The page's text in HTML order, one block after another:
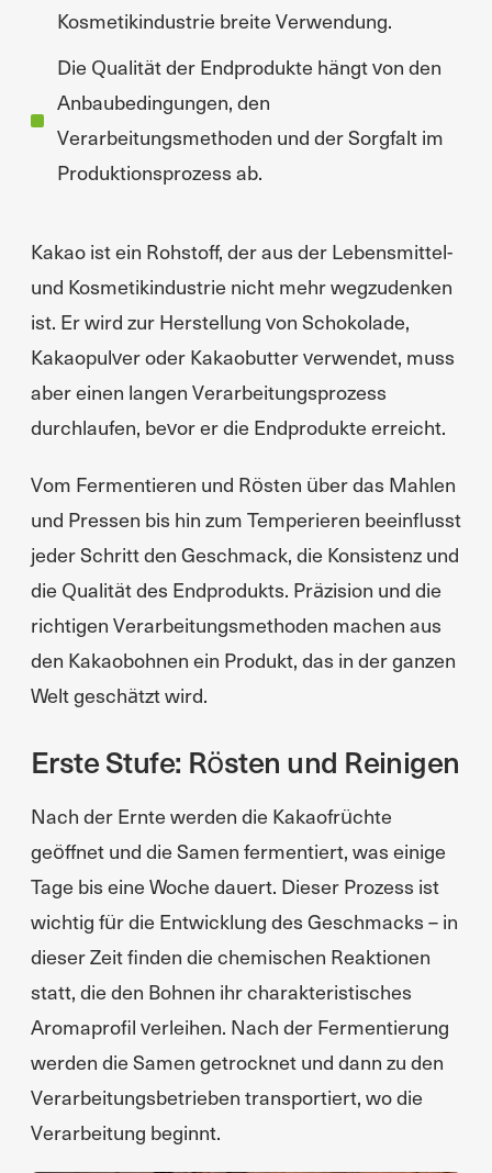
Kosmetikindustrie breite Verwendung.
Die Qualität der Endprodukte hängt von den
Anbaubedingungen, den
Verarbeitungsmethoden und der Sorgfalt im
Produktionsprozess ab.
Kakao ist ein Rohstoff, der aus der Lebensmittel-
und Kosmetikindustrie nicht mehr wegzudenken
ist. Er wird zur Herstellung von Schokolade,
Kakaopulver oder Kakaobutter verwendet, muss
aber einen langen Verarbeitungsprozess
durchlaufen, bevor er die Endprodukte erreicht.
Vom Fermentieren und Rösten über das Mahlen
und Pressen bis hin zum Temperieren beeinflusst
jeder Schritt den Geschmack, die Konsistenz und
die Qualität des Endprodukts. Präzision und die
richtigen Verarbeitungsmethoden machen aus
den Kakaobohnen ein Produkt, das in der ganzen
Welt geschätzt wird.
Erste Stufe: Rösten und Reinigen
Nach der Ernte werden die Kakaofrüchte
geöffnet und die Samen fermentiert, was einige
Tage bis eine Woche dauert. Dieser Prozess ist
wichtig für die Entwicklung des Geschmacks – in
dieser Zeit finden die chemischen Reaktionen
statt, die den Bohnen ihr charakteristisches
Aromaprofil verleihen. Nach der Fermentierung
werden die Samen getrocknet und dann zu den
Verarbeitungsbetrieben transportiert, wo die
Verarbeitung beginnt.